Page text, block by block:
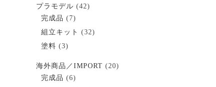
プラモデル (42)
完成品 (7)
組立キット (32)
塗料 (3)
海外商品／IMPORT (20)
完成品 (6)